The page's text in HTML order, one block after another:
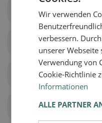
Hünenberg
Neuheim
Wir verwenden
verbessern.
unserer Webseite
Verwendung von
Cookie-Richtlinie
Informationen
ALLE PARTNER